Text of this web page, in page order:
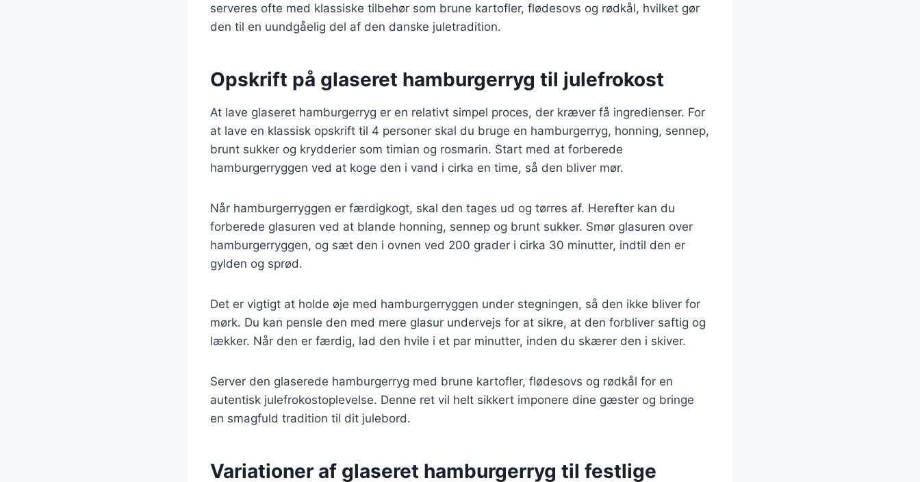
serveres ofte med klassiske tilbehør som brune kartofler, flødesovs og rødkål, hvilket gør
den til en uundgåelig del af den danske juletradition.
Opskrift på glaseret hamburgerryg til julefrokost
At lave glaseret hamburgerryg er en relativt simpel proces, der kræver få ingredienser. For
at lave en klassisk opskrift til 4 personer skal du bruge en hamburgerryg, honning, sennep,
brunt sukker og krydderier som timian og rosmarin. Start med at forberede
hamburgerryggen ved at koge den i vand i cirka en time, så den bliver mør.
Når hamburgerryggen er færdigkogt, skal den tages ud og tørres af. Herefter kan du
forberede glasuren ved at blande honning, sennep og brunt sukker. Smør glasuren over
hamburgerryggen, og sæt den i ovnen ved 200 grader i cirka 30 minutter, indtil den er
gylden og sprød.
Det er vigtigt at holde øje med hamburgerryggen under stegningen, så den ikke bliver for
mørk. Du kan pensle den med mere glasur undervejs for at sikre, at den forbliver saftig og
lækker. Når den er færdig, lad den hvile i et par minutter, inden du skærer den i skiver.
Server den glaserede hamburgerryg med brune kartofler, flødesovs og rødkål for en
autentisk julefrokostoplevelse. Denne ret vil helt sikkert imponere dine gæster og bringe
en smagfuld tradition til dit julebord.
Variationer af glaseret hamburgerryg til festlige